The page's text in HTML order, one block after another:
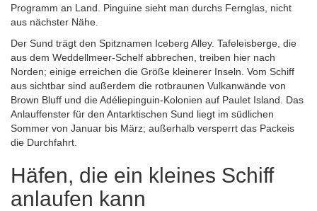
Programm an Land. Pinguine sieht man durchs Fernglas, nicht
aus nächster Nähe.
Der Sund trägt den Spitznamen Iceberg Alley. Tafeleisberge, die
aus dem Weddellmeer-Schelf abbrechen, treiben hier nach
Norden; einige erreichen die Größe kleinerer Inseln. Vom Schiff
aus sichtbar sind außerdem die rotbraunen Vulkanwände von
Brown Bluff und die Adéliepinguin-Kolonien auf Paulet Island. Das
Anlauffenster für den Antarktischen Sund liegt im südlichen
Sommer von Januar bis März; außerhalb versperrt das Packeis
die Durchfahrt.
Häfen, die ein kleines Schiff
anlaufen kann